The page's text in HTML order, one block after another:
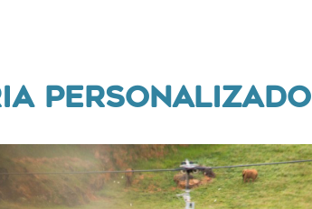
PERSONALIZADO